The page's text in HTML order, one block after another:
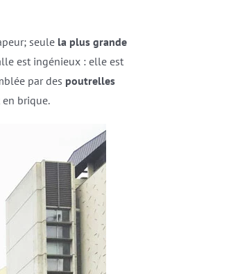
seule la plus grande
est ingénieux : elle est
par des poutrelles
en brique.